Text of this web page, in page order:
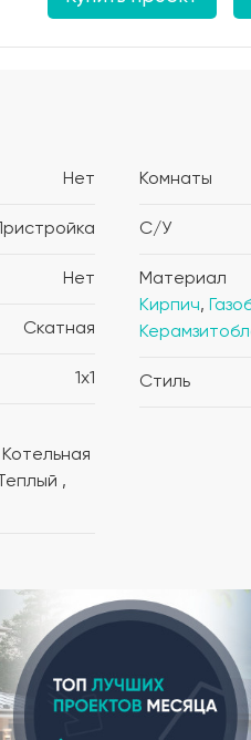
Нет
Пристройка
Нет
Скатная
1x1
Комнаты
С/У
Материал
Кирпич,
Стиль